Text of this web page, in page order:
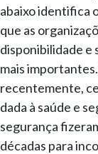
abaixo identifica
que as
disponibilidade e
mais
recentemente,
dada à saúde e
segurança
décadas para